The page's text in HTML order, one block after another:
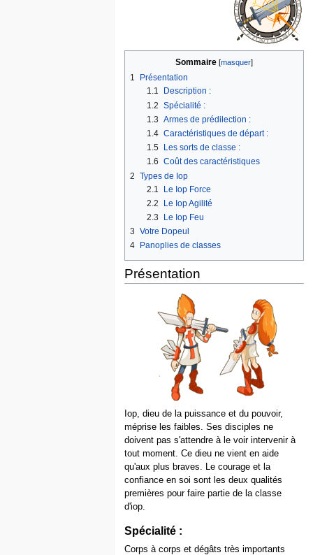
Sommaire
1
Présentation
1.1
Description :
1.2 Spécialité :
1.3 Armes de prédilection :
1.4 Caractéristiques de départ :
1.5
Les sorts de classe :
1.6 Coût des caractéristiques
2 Types de Iop
2.1
Le Iop Force
2.2
Le Iop Agilité
2.3
Le Iop Feu
3 Votre Dopeul
4
Panoplies de classes
Présentation
Description :
Iop, dieu de la puissance et du pouvoir,
méprise les faibles. Ses disciples ne
doivent pas s'attendre à le voir intervenir à
tout moment. Ce dieu ne vient en aide
qu'aux plus braves. Le courage et la
confiance en soi sont les deux qualités
premières pour faire partie de la classe
d'iop.
Spécialité :
Corps à corps et dégâts très importants